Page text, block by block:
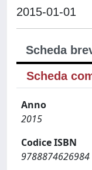
2015-01-01
Scheda
Scheda
Anno
2015
Codice ISBN
9788874626984